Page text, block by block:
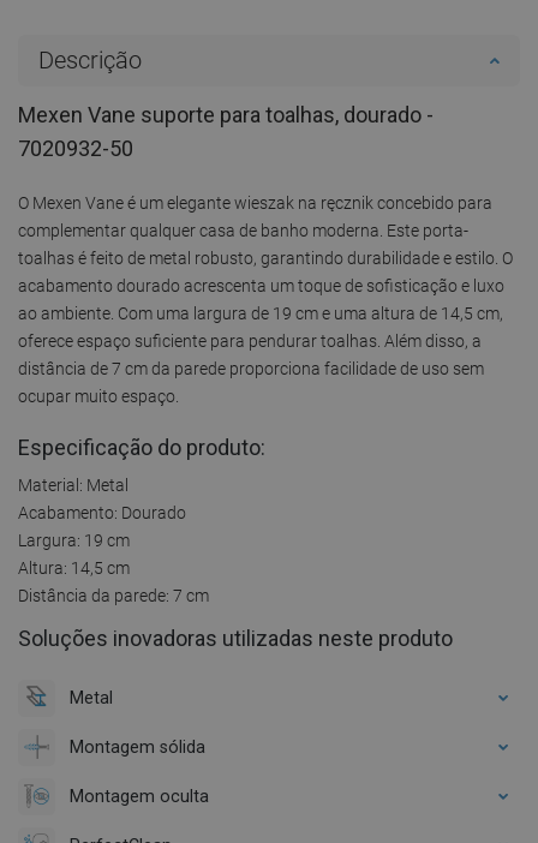
Descrição
Mexen Vane suporte para toalhas, dourado -
7020932-50
O Mexen Vane é um elegante wieszak na ręcznik concebido para
complementar qualquer casa de banho moderna. Este porta-
toalhas é feito de metal robusto, garantindo durabilidade e estilo. O
acabamento dourado acrescenta um toque de sofisticação e luxo
ao ambiente. Com uma largura de 19 cm e uma altura de 14,5 cm,
oferece espaço suficiente para pendurar toalhas. Além disso, a
distância de 7 cm da parede proporciona facilidade de uso sem
ocupar muito espaço.
Especificação do produto:
Material: Metal
Acabamento: Dourado
Largura: 19 cm
Altura: 14,5 cm
Distância da parede: 7 cm
Soluções inovadoras utilizadas neste produto
Metal
Montagem sólida
Montagem oculta